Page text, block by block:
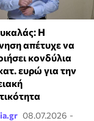
Η
απέτυχε να
κονδύλια
ευρώ για την
08.07.2026 -